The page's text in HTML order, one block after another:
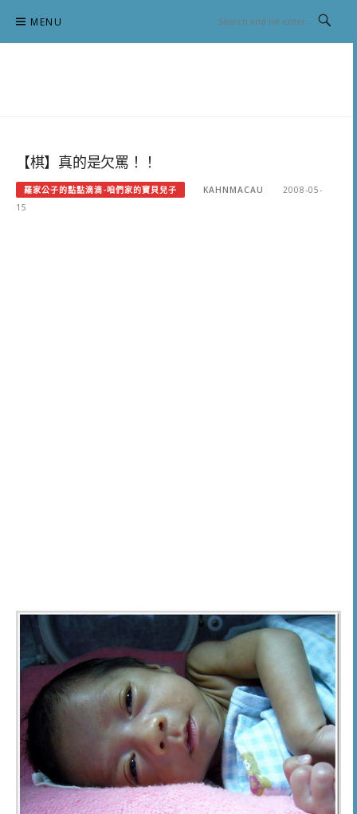
content
MENU
【棋】真的是欠罵！！
羅家公子的點點滴滴-咱們家的寶貝兒子 KAHNMACAU
2008-05-
15